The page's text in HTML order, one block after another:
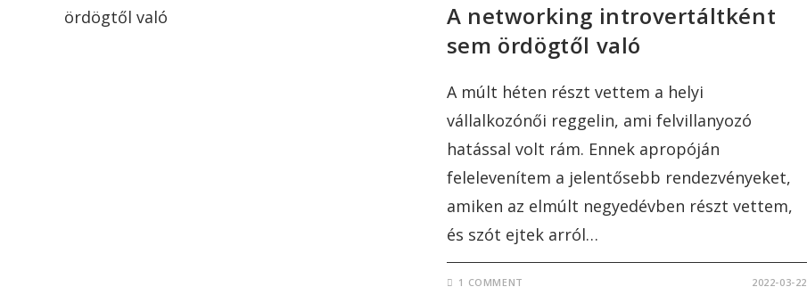
A networking introvertáltként
sem ördögtől való
A múlt héten részt vettem a helyi
vállalkozónői reggelin, ami felvillanyozó
hatással volt rám. Ennek apropóján
felelevenítem a jelentősebb rendezvényeket,
amiken az elmúlt negyedévben részt vettem,
és szót ejtek arról…
1 COMMENT 2022-03-22